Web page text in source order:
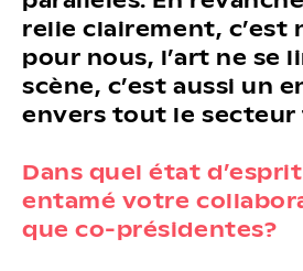
relie clairement, c’est
pour nous, l’art ne se
scène, c’est aussi un
envers tout le
Dans quel état
entamé votre
que co-présidentes?